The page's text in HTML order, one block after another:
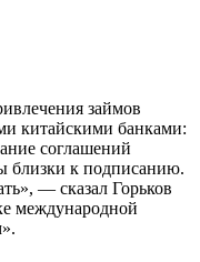
займов
китайскими банками:
соглашений
близки к подписанию.
— сказал Горьков
международной